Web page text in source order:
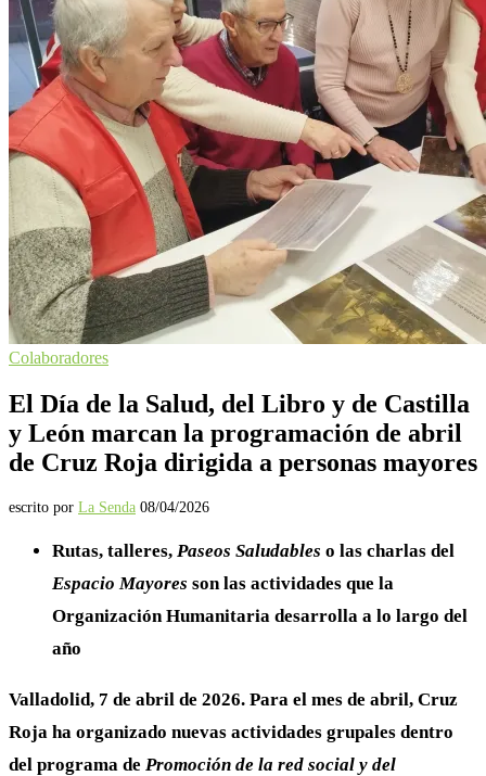
Colaboradores
El Día de la Salud, del Libro y de Castilla
y León marcan la programación de abril
de Cruz Roja dirigida a personas mayores
escrito por La Senda 08/04/2026
Rutas, talleres, Paseos Saludables o las charlas del
Espacio Mayores son las actividades que la
Organización Humanitaria desarrolla a lo largo del
año
Valladolid, 7 de abril de 2026. Para el mes de abril, Cruz
Roja ha organizado nuevas actividades grupales dentro
del programa de Promoción de la red social y del